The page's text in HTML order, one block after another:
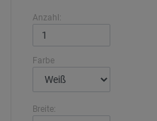
Anzahl:
Farbe
Breite: